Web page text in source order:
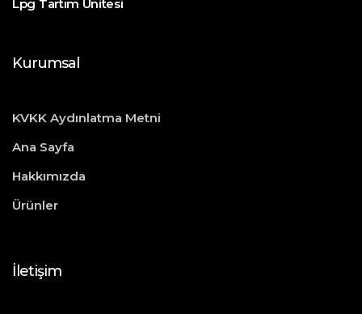
Lpg Tartım Ünitesi
Kurumsal
KVKK Aydınlatma Metni
Ana Sayfa
Hakkımızda
Ürünler
İletişim